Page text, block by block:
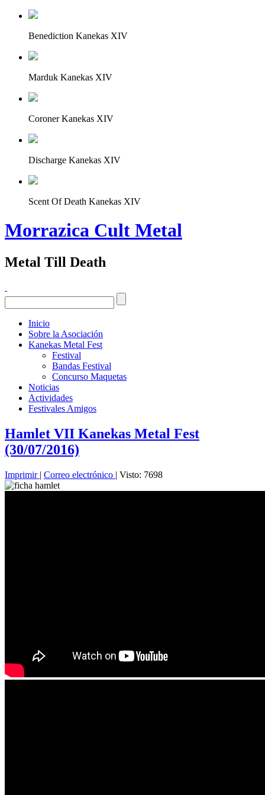
Benediction Kanekas XIV
Marduk Kanekas XIV
Coroner Kanekas XIV
Discharge Kanekas XIV
Scent Of Death Kanekas XIV
Morrazica Cult Metal
Metal Till Death
Inicio
Sobre la Asociación
Kanekas Metal Fest
Festival
Bandas Festival
Concurso Maquetas
Noticias
Actividades
Festivales Amigos
Hamlet VII Kanekas Metal Fest
(30/07/2016)
Imprimir | Correo electrónico | Visto: 7698